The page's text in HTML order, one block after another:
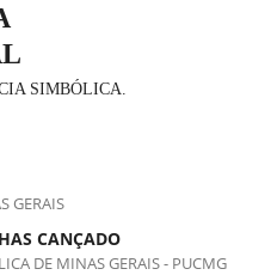
SIMBÓLICA.
GERAIS
CANÇADO
DE MINAS GERAIS - PUCMG